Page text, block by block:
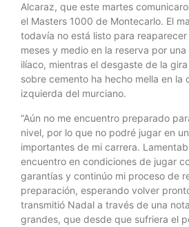
Alcaraz, que este martes
el Masters 1000 de Montecarlo. El
todavía no está listo para
meses y medio en la reserva por
ilíaco, mientras el desgaste de la
sobre cemento ha hecho mella en la
izquierda del murciano.
“Aún no me encuentro preparado
nivel, por lo que no podré jugar en
importantes de mi carrera.
encuentro en condiciones de jugar
garantías y continúo mi proceso de
preparación, esperando volver
transmitió Nadal a través de una
grandes, que desde que sufriera el